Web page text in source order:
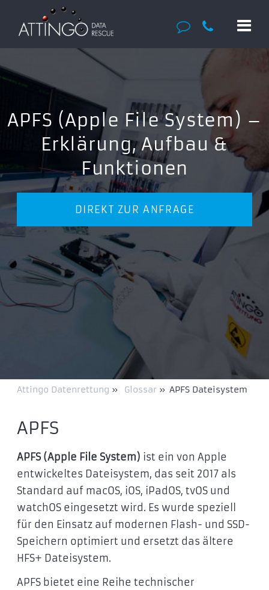
APFS (Apple File System) –
Erklärung, Aufbau &
Funktionen
DIREKT ZUR ANFRAGE
Attingo Datenrettung » Glossar » APFS Dateisystem
APFS
APFS (Apple File System) ist ein von Apple
entwickeltes Dateisystem, das seit 2017 als
Standard auf macOS, iOS, iPadOS, tvOS und
watchOS eingesetzt wird. Es wurde speziell
für den Einsatz auf modernen Flash- und SSD-
Speichern optimiert und ersetzt das ältere
HFS+ Dateisystem.
APFS bietet eine Reihe technischer